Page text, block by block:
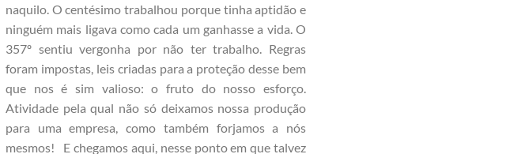
naquilo. O centésimo trabalhou porque tinha aptidão e
ninguém mais ligava como cada um ganhasse a vida. O
357º sentiu vergonha por não ter trabalho. Regras
foram impostas, leis criadas para a proteção desse bem
que nos é sim valioso: o fruto do nosso esforço.
Atividade pela qual não só deixamos nossa produção
para uma empresa, como também forjamos a nós
mesmos! E chegamos aqui, nesse ponto em que talvez